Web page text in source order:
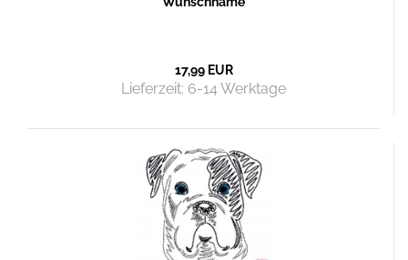
17,99 EUR
Lieferzeit: 6-14 Werktage